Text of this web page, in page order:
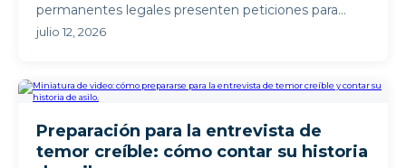
permanentes legales presenten peticiones para
determinados ...
julio 12, 2026
Preparación para la entrevista de
temor creíble: cómo contar su historia